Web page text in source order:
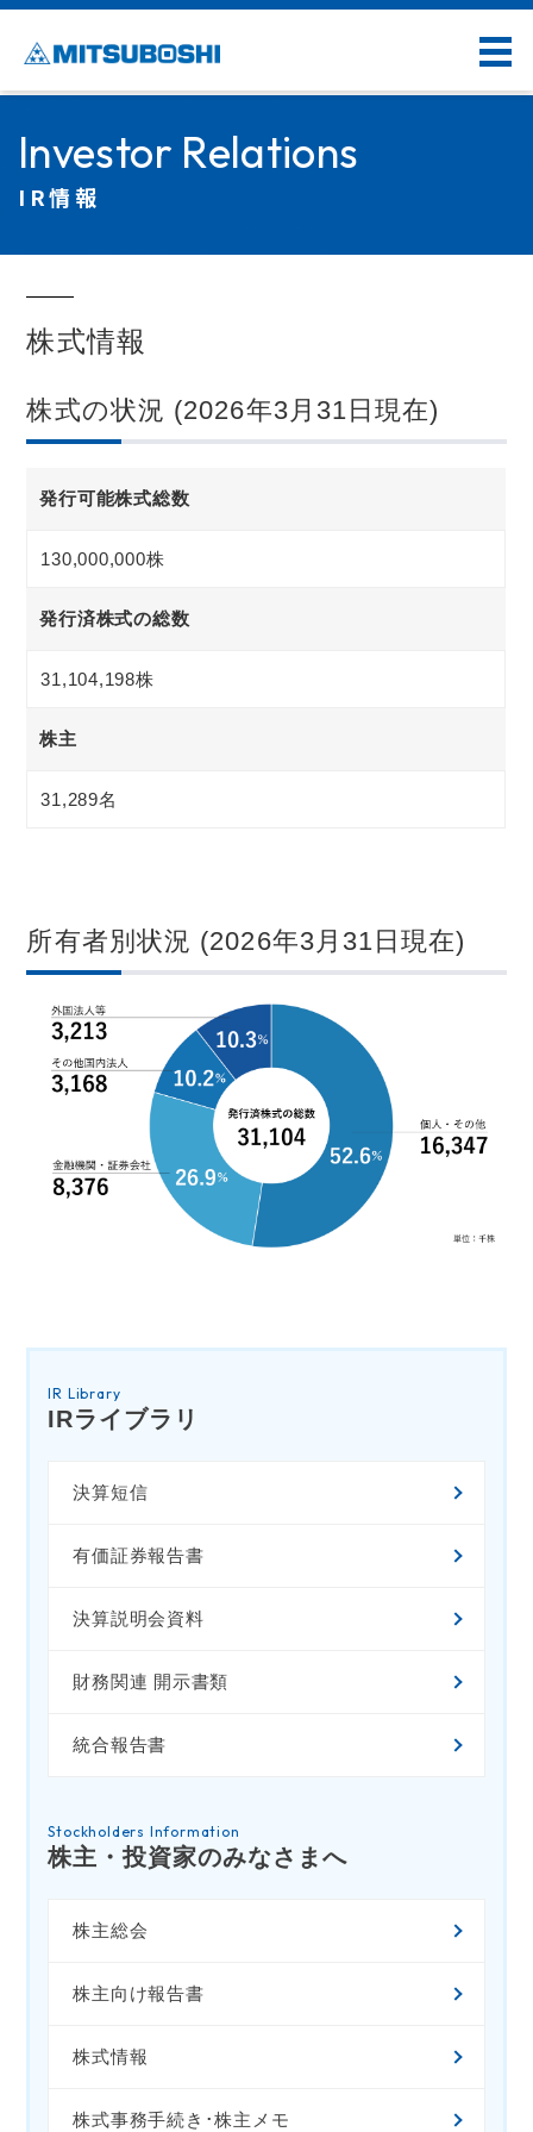
Investor Relations
IR情報
株式情報
株式の状況 (2026年3月31日現在)
発行可能株式総数
130,000,000株
発行済株式の総数
31,104,198株
株主
31,289名
所有者別状況 (2026年3月31日現在)
IR Library
IRライブラリ
決算短信
有価証券報告書
決算説明会資料
財務関連 開示書類
統合報告書
Stockholders Information
株主・投資家のみなさまへ
株主総会
株主向け報告書
株式情報
株式事務手続き･株主メモ